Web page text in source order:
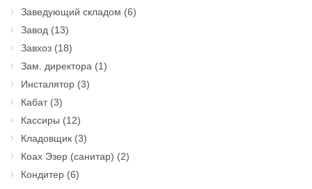
Заведующий складом (6)
Завод (13)
Завхоз (18)
Зам. директора (1)
Инсталятор (3)
Кабат(3)
Кассиры (12)
Кладовщик (3)
Коах Эзер (санитар) (2)
Кондитер (6)